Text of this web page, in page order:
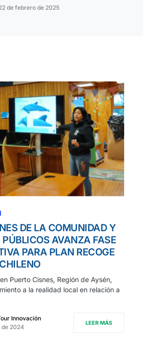
de febrero de 2025
DE LA COMUNIDAD Y
PÚBLICOS AVANZA FASE
PARA PLAN RECOGE
Puerto Cisnes, Región de Aysén,
a la realidad local en relación a
Innovación
de 2024
LEER MÁS